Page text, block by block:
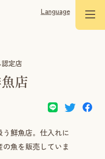
Language
定店
店
鮮魚店。仕入れに
魚を販売していま